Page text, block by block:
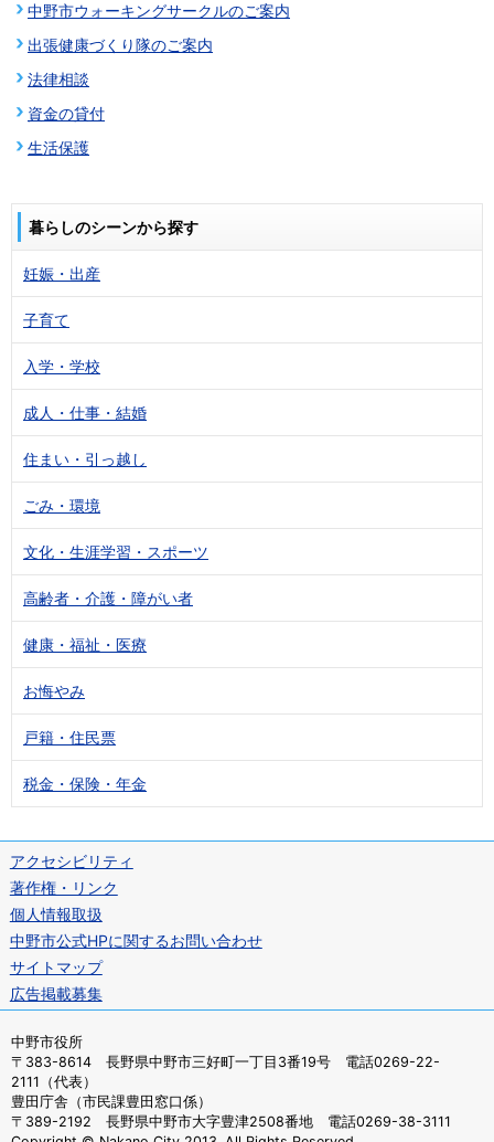
中野市ウォーキングサークルのご案内
出張健康づくり隊のご案内
法律相談
資金の貸付
生活保護
暮らしのシーンから探す
妊娠・出産
子育て
入学・学校
成人・仕事・結婚
住まい・引っ越し
ごみ・環境
文化・生涯学習・スポーツ
高齢者・介護・障がい者
健康・福祉・医療
お悔やみ
戸籍・住民票
税金・保険・年金
アクセシビリティ
著作権・リンク
個人情報取扱
中野市公式HPに関するお問い合わせ
サイトマップ
広告掲載募集
中野市役所
〒383-8614 長野県中野市三好町一丁目3番19号 電話0269-22-
2111（代表）
豊田庁舎（市民課豊田窓口係）
〒389-2192 長野県中野市大字豊津2508番地 電話0269-38-3111